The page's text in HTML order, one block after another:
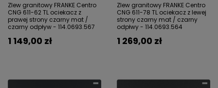
Zlew granitowy FRANKE Centro
CNG 611-62 TL ociekacz z
prawej strony czarny mat /
czarny odpływ - 114.0693.567
1 149,00 zł
Zlew granitowy FRANKE Centro
CNG 611-78 TL ociekacz z lewej
strony czarny mat / czarny
odpłwy - 114.0693.564
1 269,00 zł